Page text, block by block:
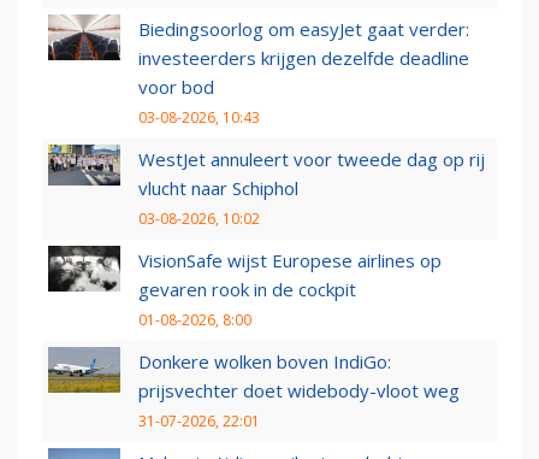
Biedingsoorlog om easyJet gaat verder:
investeerders krijgen dezelfde deadline
voor bod
03-08-2026, 10:43
WestJet annuleert voor tweede dag op rij
vlucht naar Schiphol
03-08-2026, 10:02
VisionSafe wijst Europese airlines op
gevaren rook in de cockpit
01-08-2026, 8:00
Donkere wolken boven IndiGo:
prijsvechter doet widebody-vloot weg
31-07-2026, 22:01